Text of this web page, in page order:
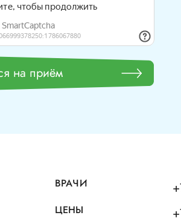
на приём
ВРАЧИ
ЦЕНЫ